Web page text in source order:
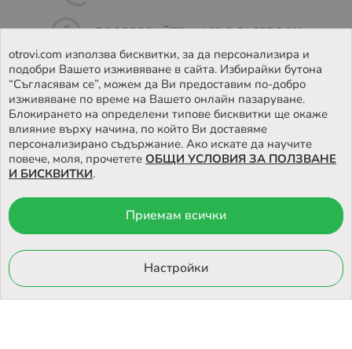
ПОСЛЕДВАЙТЕ НИ ВЪВFACEBOOK
НАМЕРЕТЕ НАШИЯТ МАГАЗИН
© 2026 Otrovi.com. Всички права запазени ™ |Карта на сайта
Онлайн магазин
otrovi.com използва бисквитки, за да персонализира и
подобри Вашето изживяване в сайта. Избирайки бутона
“Съгласявам се”, можем да Ви предоставим по-добро
изживяване по време на Вашето онлайн пазаруване.
Блокирането на определени типове бисквитки ще окаже
влияние върху начина, по който Ви доставяме
персонализирано съдържание. Ако искате да научите
повече, моля, прочетете ОБЩИ УСЛОВИЯ ЗА ПОЛЗВАНЕ
И БИСКВИТКИ.
Приемам всички
Настройки